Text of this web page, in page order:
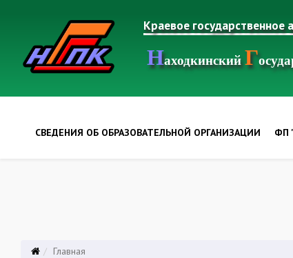
Краевое
НаходкинскийГ
СВЕДЕНИЯ ОБ ОБРАЗОВАТЕЛЬНОЙ ОРГАНИЗАЦИИ ФП
Главная